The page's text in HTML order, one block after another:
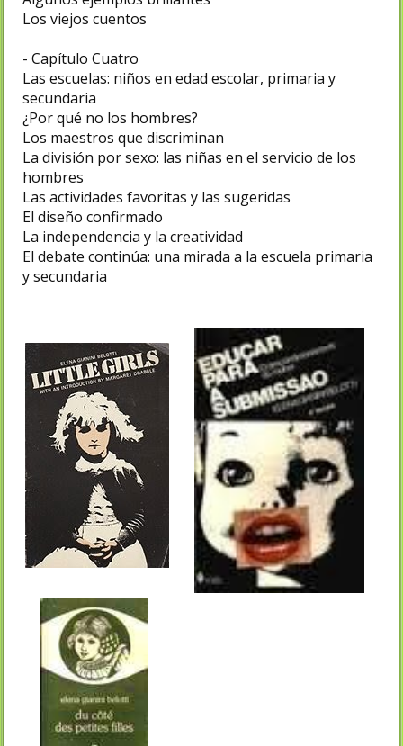
Los viejos cuentos
- Capítulo Cuatro
Las escuelas: niños en edad escolar, primaria y
secundaria
¿Por qué no los hombres?
Los maestros que discriminan
La división por sexo: las niñas en el servicio de los
hombres
Las actividades favoritas y las sugeridas
El diseño confirmado
La independencia y la creatividad
El debate continúa: una mirada a la escuela primaria
y secundaria